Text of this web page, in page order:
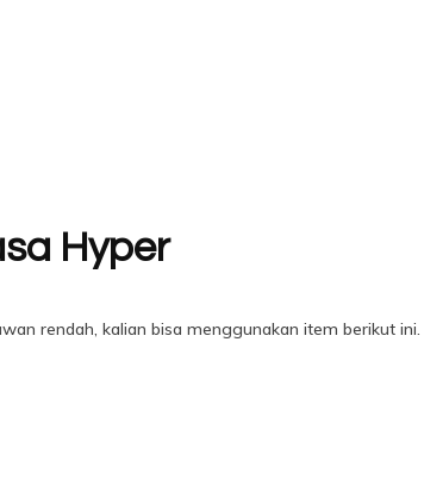
Hyper
rendah, kalian bisa menggunakan item berikut